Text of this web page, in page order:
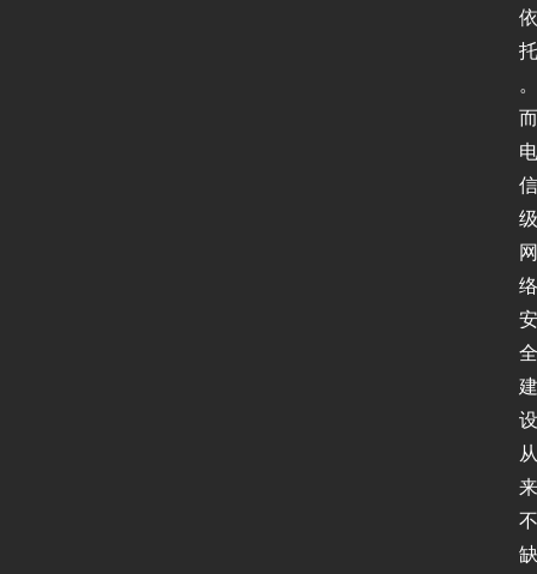
依
托
。
而
电
信
级
网
络
安
全
建
设
从
来
不
缺